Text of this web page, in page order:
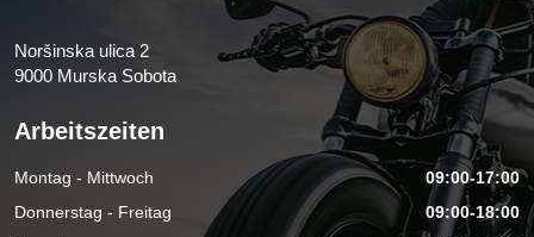
Noršinska ulica 2
9000 Murska Sobota
Arbeitszeiten
Montag - Mittwoch
09:00-17:00
Donnerstag - Freitag
09:00-18:00